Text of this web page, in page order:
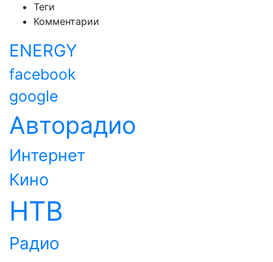
Теги
Комментарии
ENERGY
facebook
google
Авторадио
Интернет
Кино
НТВ
Радио